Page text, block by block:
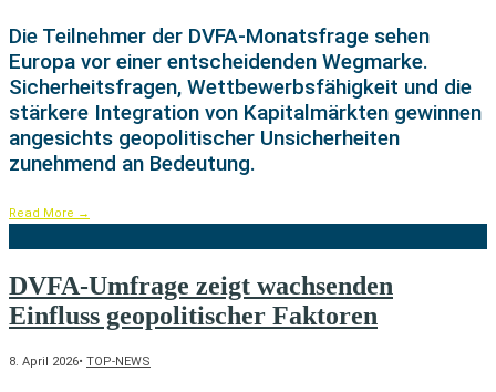
Die Teilnehmer der DVFA-Monatsfrage sehen
Europa vor einer entscheidenden Wegmarke.
Sicherheitsfragen, Wettbewerbsfähigkeit und die
stärkere Integration von Kapitalmärkten gewinnen
angesichts geopolitischer Unsicherheiten
zunehmend an Bedeutung.
Read More →
DVFA-Umfrage zeigt wachsenden
Einfluss geopolitischer Faktoren
8. April 2026• TOP-NEWS